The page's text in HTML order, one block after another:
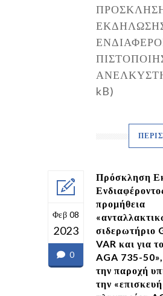
kB)
Φεβ 08
2023
0
Πρόσκληση
προμήθεια
σιδερωτήριο
VAR και για
AGA 735-
την παροχή
την